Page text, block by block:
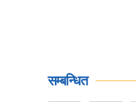
सम्बन्धित
स्वास्थ्यकर्मीलाई